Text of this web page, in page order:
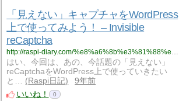
「見えない」キャプチャをWordPress
上で使ってみよう！ – Invisible
reCaptcha
はい、今回は、あの、今話題の「見えない」
reCaptchaをWordPress上で使っていきたい
と…
Raspi日記
9年前
いいね！
0